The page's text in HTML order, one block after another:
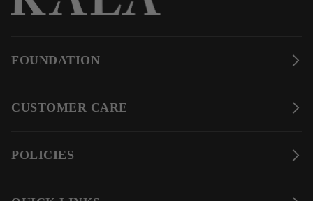
FOUNDATION
CUSTOMER CARE
POLICIES